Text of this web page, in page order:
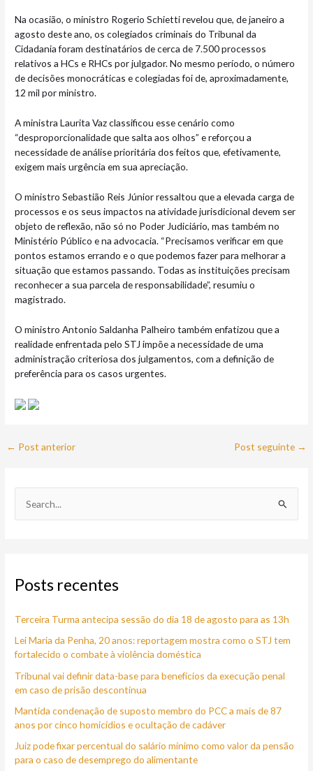
Na ocasião, o ministro Rogerio Schietti revelou que, de janeiro a
agosto deste ano, os colegiados criminais do Tribunal da
Cidadania foram destinatários de cerca de 7.500 processos
relativos a HCs e RHCs por julgador. No mesmo período, o número
de decisões monocráticas e colegiadas foi de, aproximadamente,
12 mil por ministro.
A ministra Laurita Vaz classificou esse cenário como
“desproporcionalidade que salta aos olhos” e reforçou a
necessidade de análise prioritária dos feitos que, efetivamente,
exigem mais urgência em sua apreciação.
O ministro Sebastião Reis Júnior ressaltou que a elevada carga de
processos e os seus impactos na atividade jurisdicional devem ser
objeto de reflexão, não só no Poder Judiciário, mas também no
Ministério Público e na advocacia. “Precisamos verificar em que
pontos estamos errando e o que podemos fazer para melhorar a
situação que estamos passando. Todas as instituições precisam
reconhecer a sua parcela de responsabilidade”, resumiu o
magistrado.
O ministro Antonio Saldanha Palheiro também enfatizou que a
realidade enfrentada pelo STJ impõe a necessidade de uma
administração criteriosa dos julgamentos, com a definição de
preferência para os casos urgentes.
← Post anterior Post seguinte →
u
s
a
r
p
o
r
Posts recentes
Terceira Turma antecipa sessão do dia 18 de agosto para as 13h
Lei Maria da Penha, 20 anos: reportagem mostra como o STJ tem
fortalecido o combate à violência doméstica
Tribunal vai definir data-base para benefícios da execução penal
em caso de prisão descontínua
Mantida condenação de suposto membro do PCC a mais de 87
anos por cinco homicídios e ocultação de cadáver
Juiz pode fixar percentual do salário mínimo como valor da pensão
para o caso de desemprego do alimentante